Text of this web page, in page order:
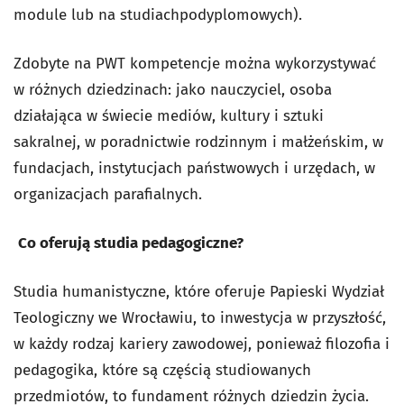
module lub na studiachpodyplomowych).
Zdobyte na PWT kompetencje można wykorzystywać
w różnych dziedzinach: jako nauczyciel, osoba
działająca w świecie mediów, kultury i sztuki
sakralnej, w poradnictwie rodzinnym i małżeńskim, w
fundacjach, instytucjach państwowych i urzędach, w
organizacjach parafialnych.
Co oferują studia pedagogiczne?
Studia humanistyczne, które oferuje Papieski Wydział
Teologiczny we Wrocławiu, to inwestycja w przyszłość,
w każdy rodzaj kariery zawodowej, ponieważ filozofia i
pedagogika, które są częścią studiowanych
przedmiotów, to fundament różnych dziedzin życia.